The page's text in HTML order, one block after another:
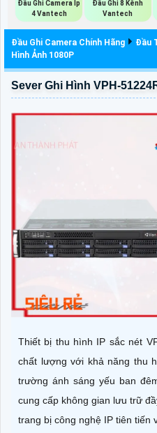
Đầu Ghi Camera Ip
4 Vantech
Đầu Ghi 8 Kênh
Vantech
Đầu Ghi Camera Chính Hãng Đầu
Hình Ảnh 1080P
Sever Ghi Hình VPH-
Thiết bị thu hình IP sắc nét
chất lượng với khả năng thu
trường ánh sáng yếu ban
cung cấp không gian lưu trữ
trang bị công nghệ IP tiên tiến